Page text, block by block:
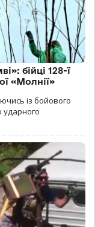
бійці 128-ї
«Молнії»
із бойового
ударного